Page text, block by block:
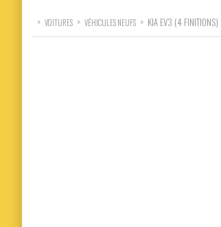
> VOITURES > VÉHICULES NEUFS > KIA EV3 (4 FINITIONS)